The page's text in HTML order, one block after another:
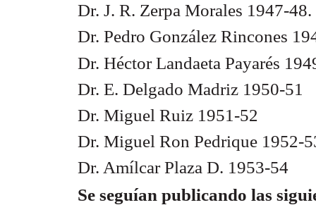
Dr. J. R. Zerpa Morales 1947-48.
Dr. Pedro González Rincones
Dr. Héctor Landaeta Payarés
Dr. E. Delgado Madriz 1950-51
Dr. Miguel Ruiz 1951-52
Dr. Miguel Ron Pedrique 1952-
Dr. Amílcar Plaza D. 1953-54
Se seguían publicando las